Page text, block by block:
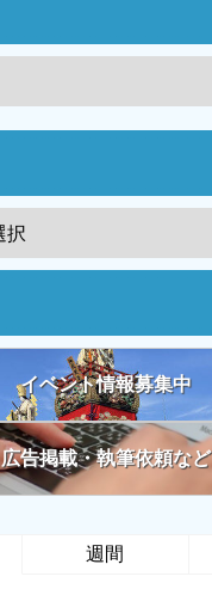
イベント情報募集中
広告掲載・執筆依頼など
週間